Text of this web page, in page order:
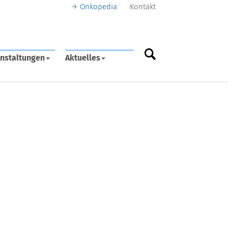
Onkopedia Kontakt
Aktuelles